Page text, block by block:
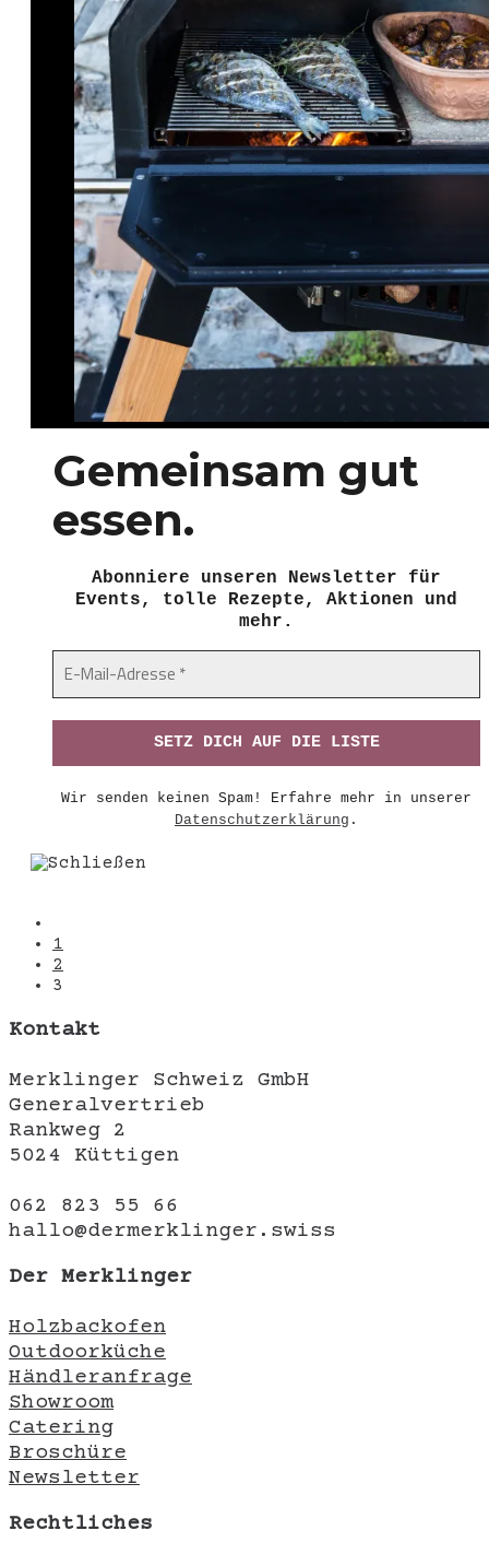
Gemeinsam gut
essen.
Abonniere unseren Newsletter für
Events, tolle Rezepte, Aktionen und
mehr.
Wir senden keinen Spam! Erfahre mehr in unserer
Datenschutzerklärung .
1
2
3
Kontakt
Merklinger Schweiz GmbH
Generalvertrieb
Rankweg 2
5024 Küttigen
062 823 55 66
hallo@dermerklinger.swiss
Der Merklinger
Holzbackofen
Outdoorküche
Händleranfrage
Showroom
Catering
Broschüre
Newsletter
Rechtliches